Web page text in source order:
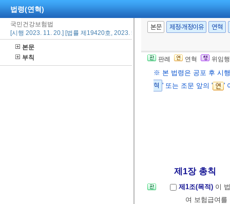
법령(연혁)
국민건강보험법
[시행 2023. 11. 20.] [법률 제19420호, 2023. 5. 19., 일부개정]
본문
부칙
본문 제정·개정이유 연혁
판례 연혁 위임
※ 본 법령은 공포 후 시
혁 ' 또는 조문 앞의 ' '
제1장 총칙
제1조(목적) 이
여 보험급여